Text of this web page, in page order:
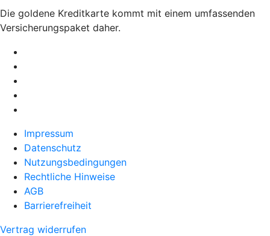
Die goldene Kreditkarte kommt mit einem umfassenden
Versicherungspaket daher.
Impressum
Datenschutz
Nutzungsbedingungen
Rechtliche Hinweise
AGB
Barrierefreiheit
Vertrag widerrufen